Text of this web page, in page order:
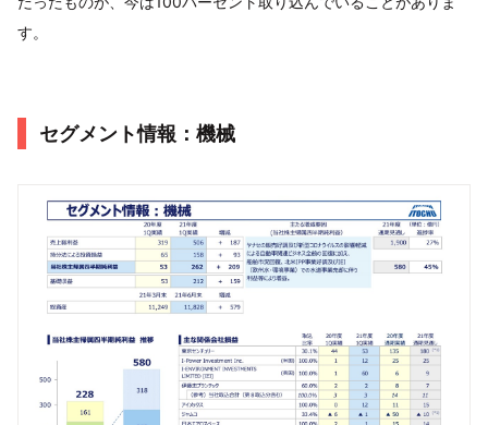
す。
セグメント情報：機械